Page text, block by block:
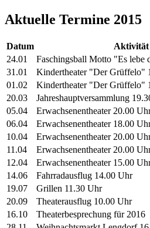
Aktuelle Termine 2015
Datum
Aktivität
24.01
Faschingsball Motto "Es lebe
31.01
Kindertheater "Der Grüffelo"
01.02
Kindertheater "Der Grüffelo"
20.03
Jahreshauptversammlung
05.04
Erwachsenentheater 20.00
06.04
Erwachsenentheater 18.00
10.04
Erwachsenentheater 20.00
11.04
Erwachsenentheater 20.00
12.04
Erwachsenentheater 15.00
14.06
Fahrradausflug 14.00 Uhr
19.07
Grillen 11.30 Uhr
20.09
Theaterausflug 10.00 Uhr
16.10
Theaterbesprechung für